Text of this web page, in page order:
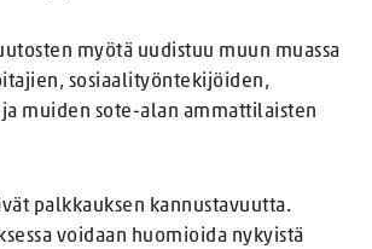
myötä uudistuu muun muassa
sosiaalityöntekijöiden,
muiden sote-alan ammattilaisten
palkkauksen kannustavuutta.
voidaan huomioida nykyistä